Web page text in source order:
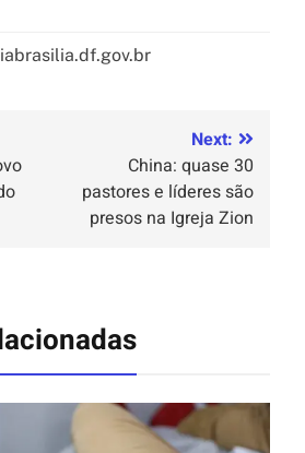
Next:
China: quase 30
pastores e líderes são
presos na Igreja Zion